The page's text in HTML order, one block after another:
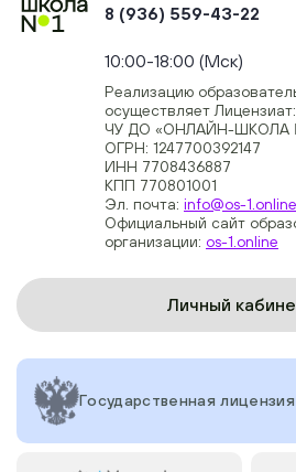
8 (936) 559-43-22
10:00-18:00 (Мск)
Реализацию
осуществляет Лицензиат:
ЧУ ДО «ОНЛАЙН-ШКОЛА
ОГРН: 1247700392147
ИНН 7708436887
КПП 770801001
Эл. почта: info@os-1.online
Официальный сайт
организации: os-1.online
Личный
Государственная лицензия